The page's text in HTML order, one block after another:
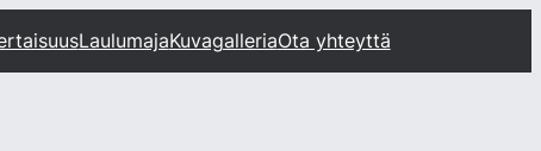
LaulumajaKuvagalleriaOta yhteyttä